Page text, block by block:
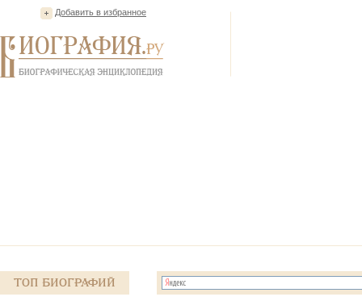
Добавить в избранное
Топ Биографий